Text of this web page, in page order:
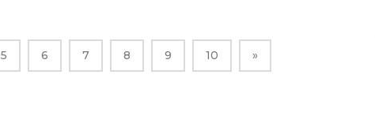
5 6 7 8 9 10 »